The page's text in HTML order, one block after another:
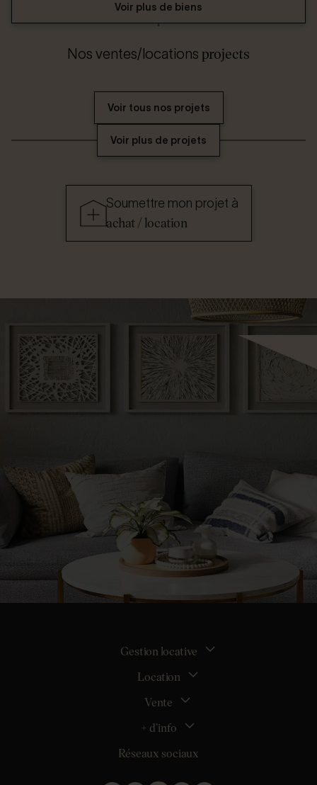
Voir plus de biens
Nos ventes/locations projects
Voir tous nos projets
Voir plus de projets
Soumettre mon projet à
achat / location
Gestion locative
La gestion locative
Location
Tous nos biens en location
Location appartement Saint-Sébastien-sur-Loire
Vente
Estimer mon bien
Maison Carquefou (44470)
+ d’info
Inscription
Réseaux sociaux